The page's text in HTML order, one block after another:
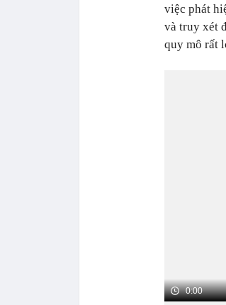
việc phát
và truy xét
quy mô rất
0:00